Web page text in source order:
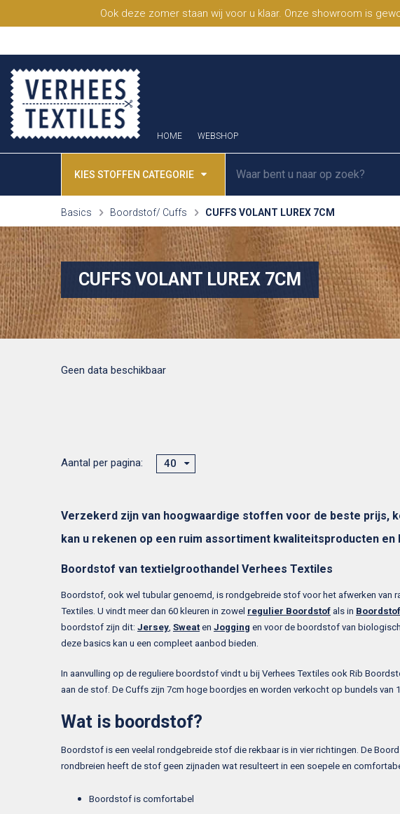
Ook deze zomer staan wij voor u klaar. Onze showroom is
HOME WEBSHOP
KIES STOFFEN CATEGORIE
Basics Boordstof/ Cuffs CUFFS VOLANT LUREX 7CM
CUFFS VOLANT LUREX 7CM
Geen data beschikbaar
Aantal per pagina: 40
Verzekerd zijn van hoogwaardige stoffen voor de beste prijs,
kan u rekenen op een ruim assortiment kwaliteitsproducten
Boordstof van textielgroothandel Verhees Textiles
Boordstof, ook wel tubular genoemd, is rondgebreide stof voor het afwerken van
Textiles. U vindt meer dan 60 kleuren in zowel regulier Boordstof als in
boordstof zijn dit: Jersey Sweat en Jogging en voor de boordstof van
deze basics kan u een compleet aanbod bieden.
In aanvulling op de reguliere boordstof vindt u bij Verhees Textiles ook Rib
aan de stof. De Cuffs zijn 7cm hoge boordjes en worden verkocht op bundels van
Wat is boordstof?
Boordstof is een veelal rondgebreide stof die rekbaar is in vier richtingen. De
rondbreien heeft de stof geen zijnaden wat resulteert in een soepele en
Boordstof is comfortabel